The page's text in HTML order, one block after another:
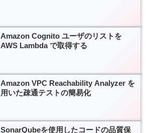
Amazon Cognito ユーザのリストを
AWS Lambda で取得する
Amazon VPC Reachability Analyzer を
用いた疎通テストの簡易化
SonarQubeを使用したコードの品質保